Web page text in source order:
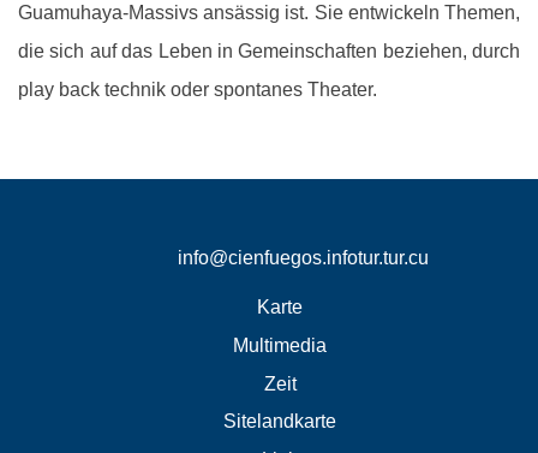
Guamuhaya-Massivs ansässig ist. Sie entwickeln Themen,
die sich auf das Leben in Gemeinschaften beziehen, durch
play back technik oder spontanes Theater.
info@cienfuegos.infotur.tur.cu
Karte
Multimedia
Zeit
Sitelandkarte